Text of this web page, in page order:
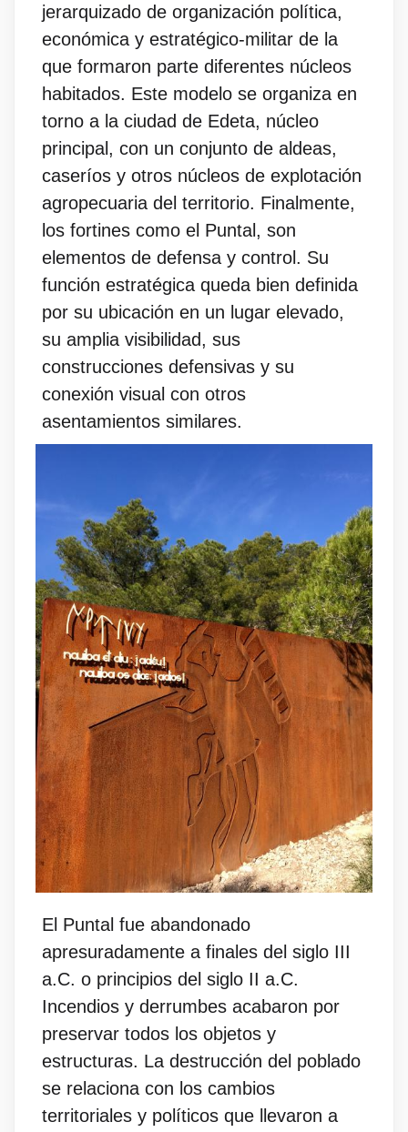
jerarquizado de organización política,
económica y estratégico-militar de la
que formaron parte diferentes núcleos
habitados. Este modelo se organiza en
torno a la ciudad de Edeta, núcleo
principal, con un conjunto de aldeas,
caseríos y otros núcleos de explotación
agropecuaria del territorio. Finalmente,
los fortines como el Puntal, son
elementos de defensa y control. Su
función estratégica queda bien definida
por su ubicación en un lugar elevado,
su amplia visibilidad, sus
construcciones defensivas y su
conexión visual con otros
asentamientos similares.
El Puntal fue abandonado
apresuradamente a finales del siglo III
a.C. o principios del siglo II a.C.
Incendios y derrumbes acabaron por
preservar todos los objetos y
estructuras. La destrucción del poblado
se relaciona con los cambios
territoriales y políticos que llevaron a